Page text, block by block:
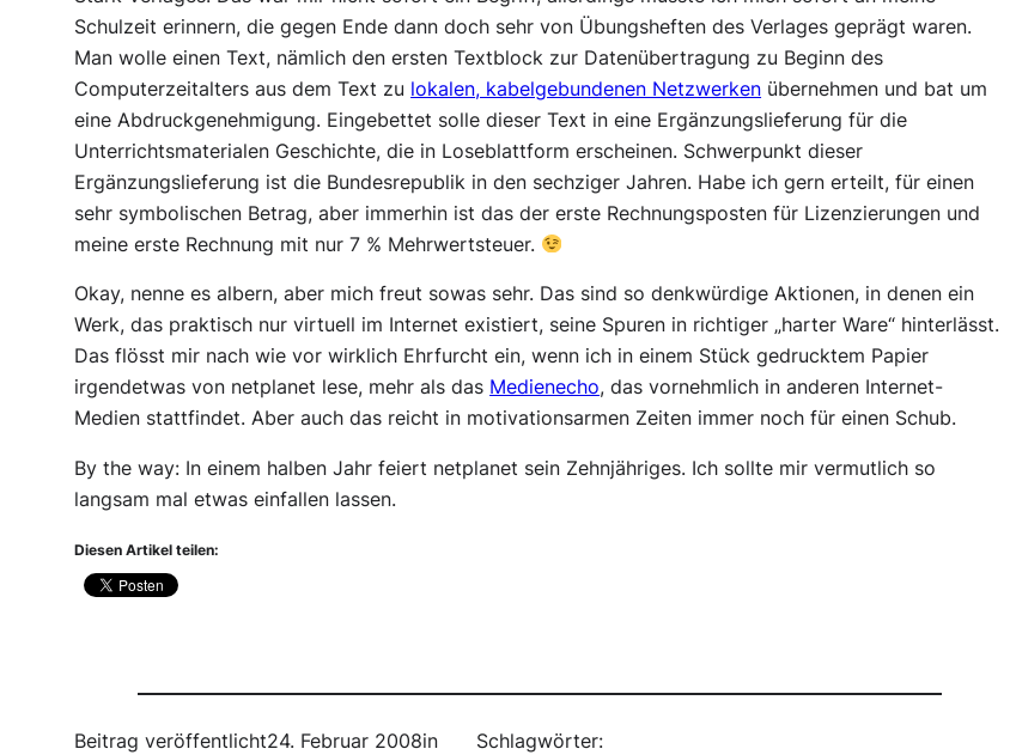
Schulzeit erinnern, die gegen Ende dann doch sehr von Übungsheften des Verlages geprägt waren.
Man wolle einen Text, nämlich den ersten Textblock zur Datenübertragung zu Beginn des
Computerzeitalters aus dem Text zu lokalen, kabelgebundenen Netzwerken übernehmen und bat um
eine Abdruckgenehmigung. Eingebettet solle dieser Text in eine Ergänzungslieferung für die
Unterrichtsmaterialen Geschichte, die in Loseblattform erscheinen. Schwerpunkt dieser
Ergänzungslieferung ist die Bundesrepublik in den sechziger Jahren. Habe ich gern erteilt, für einen
sehr symbolischen Betrag, aber immerhin ist das der erste Rechnungsposten für Lizenzierungen und
meine erste Rechnung mit nur 7 % Mehrwertsteuer.
Okay, nenne es albern, aber mich freut sowas sehr. Das sind so denkwürdige Aktionen, in denen ein
Werk, das praktisch nur virtuell im Internet existiert, seine Spuren in richtiger „harter Ware“ hinterlässt.
Das flösst mir nach wie vor wirklich Ehrfurcht ein, wenn ich in einem Stück gedrucktem Papier
irgendetwas von netplanet lese, mehr als das Medienecho, das vornehmlich in anderen Internet-
Medien stattfindet. Aber auch das reicht in motivationsarmen Zeiten immer noch für einen Schub.
By the way: In einem halben Jahr feiert netplanet sein Zehnjähriges. Ich sollte mir vermutlich so
langsam mal etwas einfallen lassen.
Diesen Artikel teilen:
Beitrag veröffentlicht24. Februar 2008in Schlagwörter: